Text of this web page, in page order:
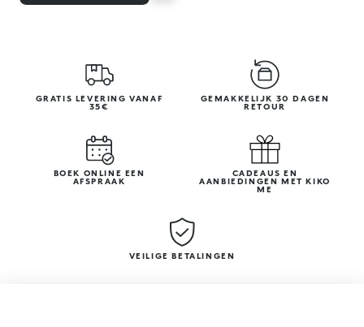
GRATIS LEVERING VANAF
35€
GEMAKKELIJK 30 DAGEN
RETOUR
BOEK ONLINE EEN
AFSPRAAK
CADEAUS EN
AANBIEDINGEN MET KIKO
ME
VEILIGE BETALINGEN